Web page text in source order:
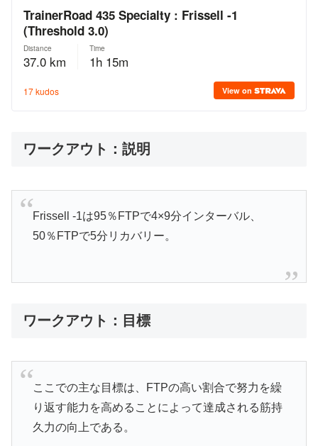
ワークアウト：説明
Frissell -1は95％FTPで4×9分インターバル、
50％FTPで5分リカバリー。
ワークアウト：目標
ここでの主な目標は、FTPの高い割合で努力を繰
り返す能力を高めることによって達成される筋持
久力の向上である。